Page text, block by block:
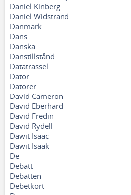
Daniel Kinberg
Daniel Widstrand
Danmark
Dans
Danska
Danstillstånd
Datatrassel
Dator
Datorer
David Cameron
David Eberhard
David Fredin
David Rydell
Dawit Isaac
Dawit Isaak
De
Debatt
Debatten
Debetkort